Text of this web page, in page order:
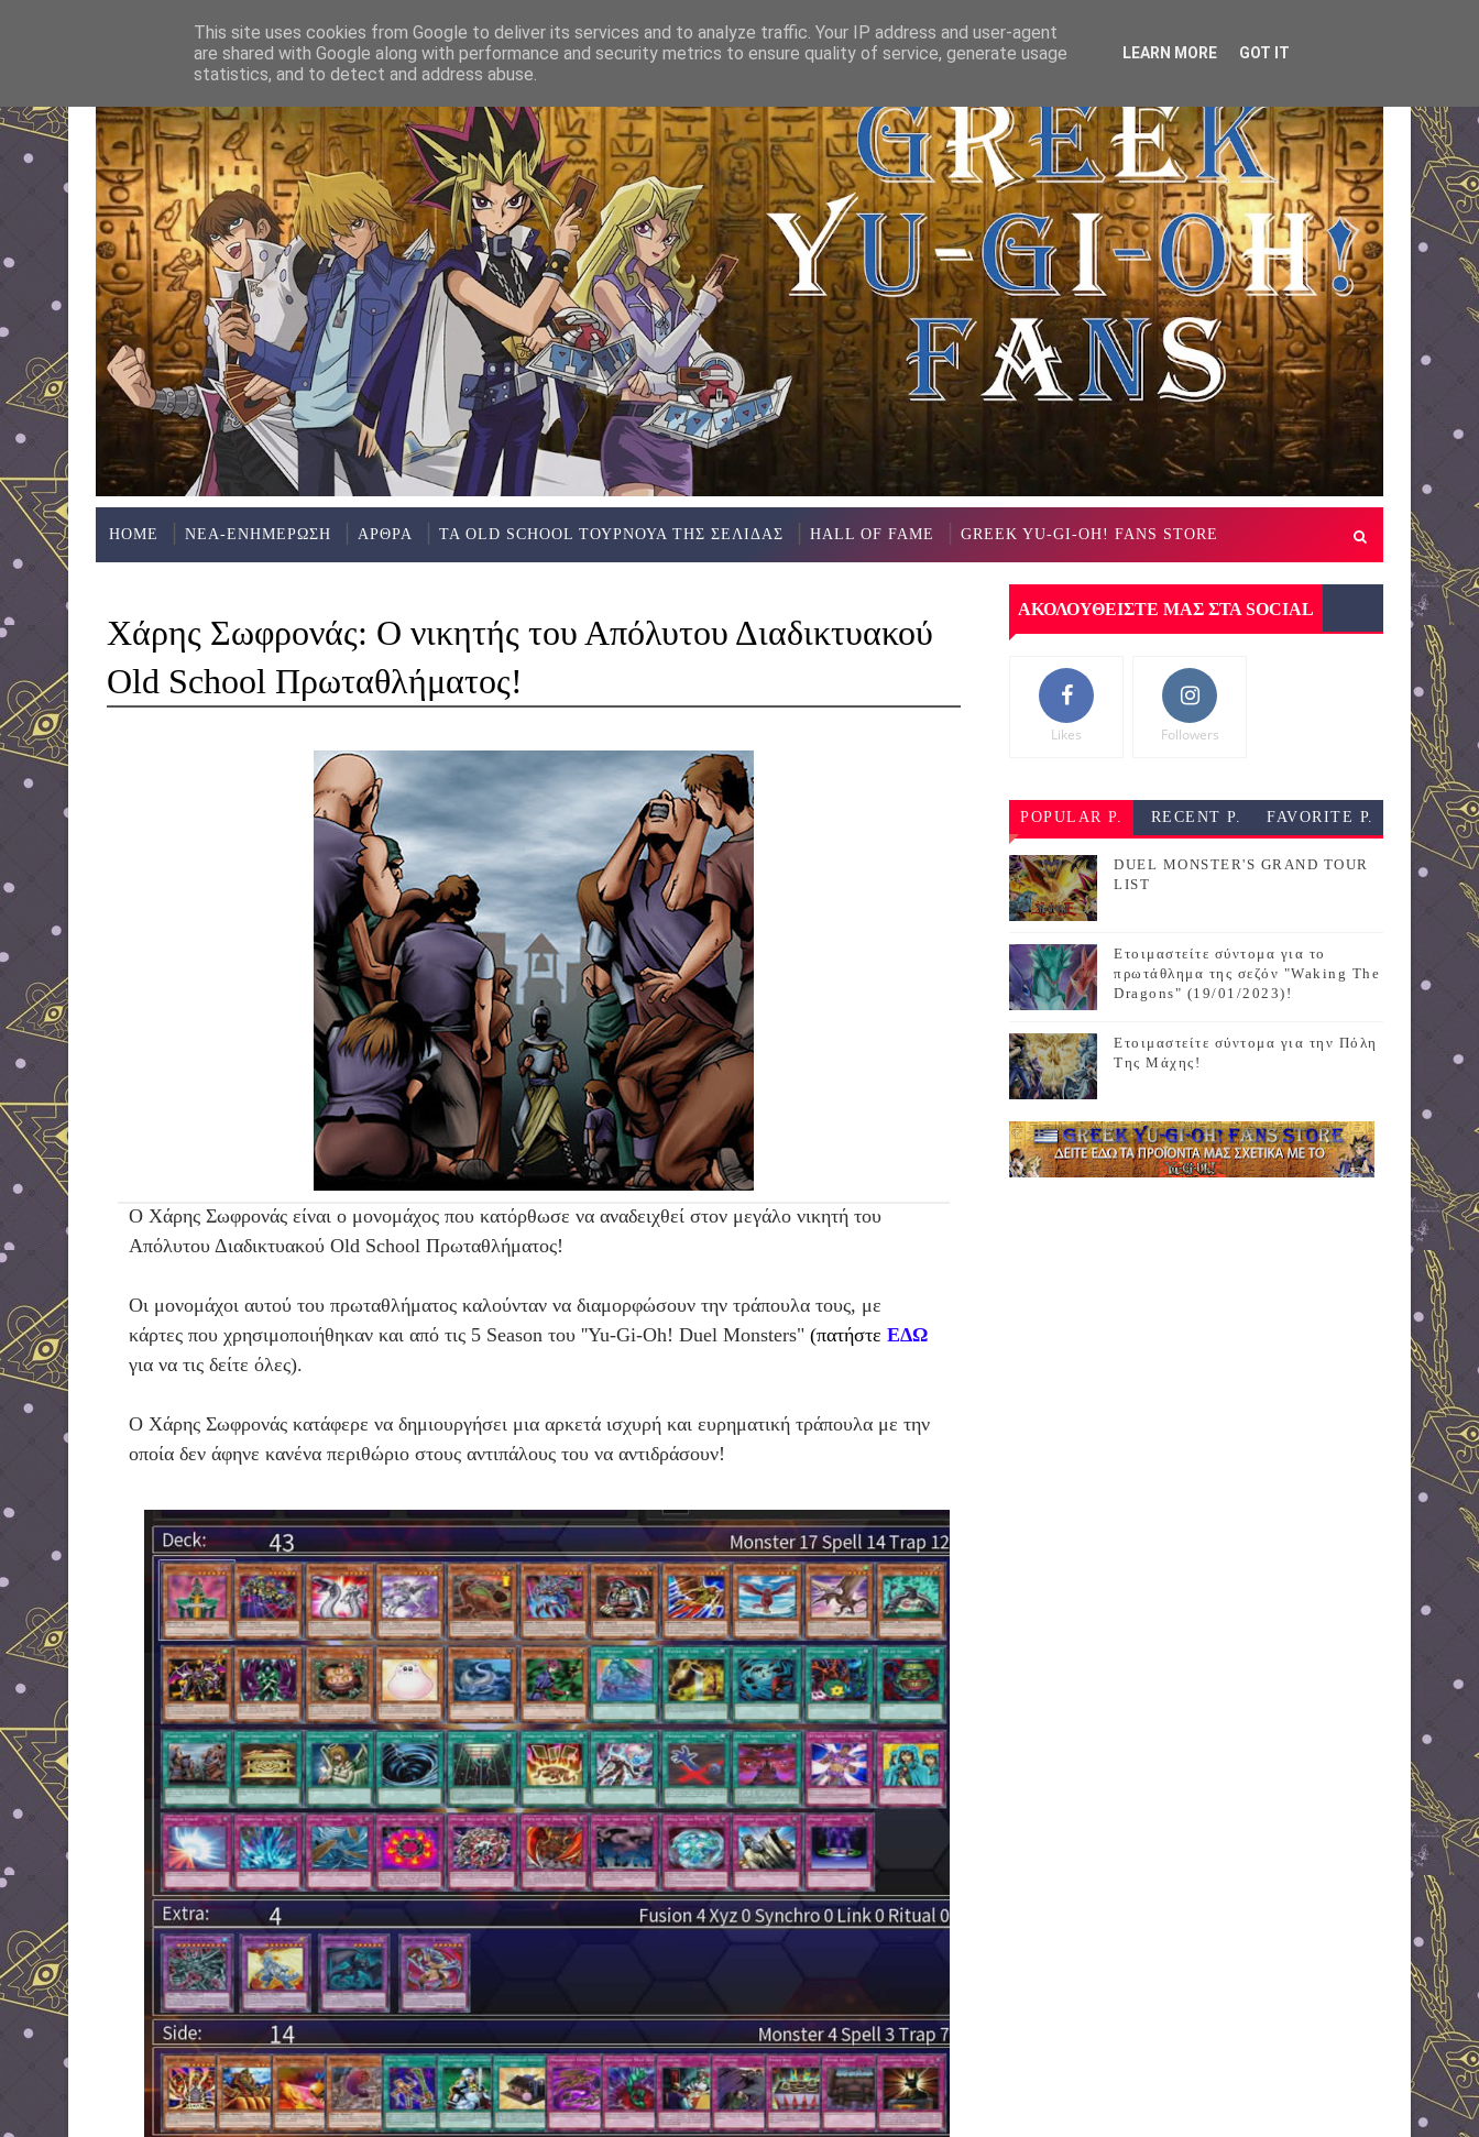
HOME ΝΕΑ-ΕΝΗΜΕΡΩΣΗ ΑΡΘΡΑ ΤΑ OLD SCHOOL ΤΟΥΡΝΟΥΑ ΤΗΣ ΣΕΛΙΔΑΣ HALL OF FAME GREEK YU-GI-OH! FANS STORE
Χάρης Σωφρονάς: Ο νικητής του Απόλυτου Διαδικτυακού
Old School Πρωταθλήματος!
Ο Χάρης Σωφρονάς είναι ο μονομάχος που κατόρθωσε να αναδειχθεί στον μεγάλο νικητή του
Απόλυτου Διαδικτυακού Old School Πρωταθλήματος!
Οι μονομάχοι αυτού του πρωταθλήματος καλούνταν να διαμορφώσουν την τράπουλα τους, με
κάρτες που χρησιμοποιήθηκαν και από τις 5 Season του ''Yu-Gi-Oh! Duel Monsters" (πατήστε ΕΔΩ
για να τις δείτε όλες).
Ο Χάρης Σωφρονάς κατάφερε να δημιουργήσει μια αρκετά ισχυρή και ευρηματική τράπουλα με την
οποία δεν άφηνε κανένα περιθώριο στους αντιπάλους του να αντιδράσουν!
ΑΚΟΛΟΥΘΕΙΣΤΕ ΜΑΣ ΣΤΑ SOCIAL
Likes Followers
POPULAR P. RECENT P. FAVORITE P.
DUEL MONSTER'S GRAND TOUR
LIST
Ετοιμαστείτε σύντομα για το
πρωτάθλημα της σεζόν "Waking The
Dragons" (19/01/2023)!
Ετοιμαστείτε σύντομα για την Πόλη
Της Μάχης!
This site uses cookies from Google to deliver its services and to analyze traffic. Your IP address and user-agent
are shared with Google along with performance and security metrics to ensure quality of service, generate usage
statistics, and to detect and address abuse.
LEARN MORE GOT IT